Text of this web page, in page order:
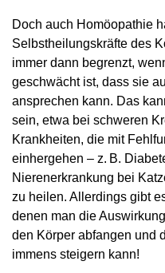
Doch auch Homöopathie
Selbstheilungskräfte des
immer dann begrenzt,
geschwächt ist, dass sie
ansprechen kann. Das
sein, etwa bei schweren
Krankheiten, die mit
einhergehen – z. B.
Nierenerkrankung bei
zu heilen. Allerdings gibt
denen man die
den Körper abfangen und
immens steigern kann!